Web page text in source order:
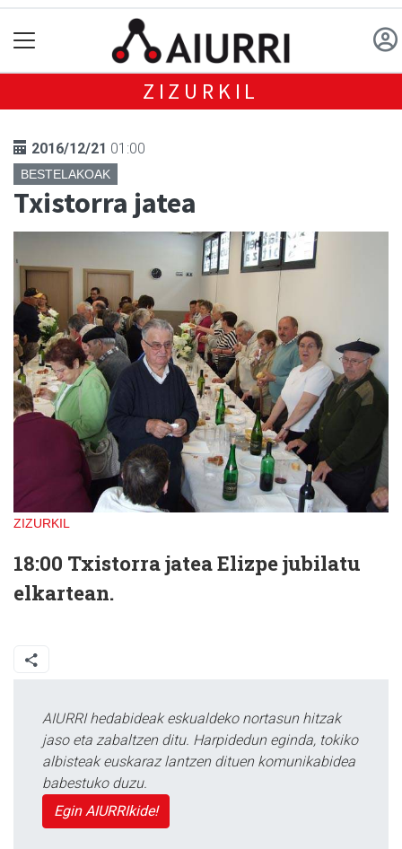
ZIZURKIL
2016/12/21 01:00
BESTELAKOAK
Txistorra jatea
ZIZURKIL
18:00 Txistorra jatea Elizpe jubilatu
elkartean.
AIURRI hedabideak eskualdeko nortasun hitzak
jaso eta zabaltzen ditu. Harpidedun eginda, tokiko
albisteak euskaraz lantzen dituen komunikabidea
babestuko duzu.
Egin AIURRIkide!